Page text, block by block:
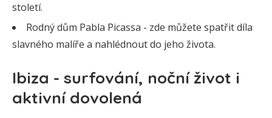
století.
Rodný dům Pabla Picassa - zde můžete spatřit díla
slavného malíře a nahlédnout do jeho života.
Ibiza - surfování, noční život i
aktivní dovolená